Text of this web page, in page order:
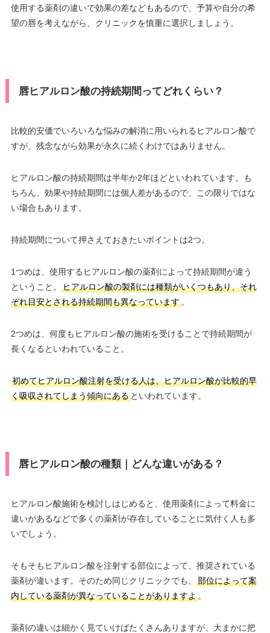
使用する薬剤の違いで効果の差などもあるので、予算や自分の希
望の唇を考えながら、クリニックを慎重に選択しましょう。
唇ヒアルロン酸の持続期間ってどれくらい？
比較的安価でいろいろな悩みの解消に用いられるヒアルロン酸で
すが、残念ながら効果が永久に続くわけではありません。
ヒアルロン酸の持続期間は半年か2年ほどといわれています。も
ちろん、効果や持続期間には個人差があるので、この限りではな
い場合もあります。
持続期間について押さえておきたいポイントは2つ。
1つめは、使用するヒアルロン酸の薬剤によって持続期間が違う
ということ。
ヒアルロン酸の製剤には種類がいくつもあり、それ
ぞれ目安とされる持続期間も異なっています。
2つめは、何度もヒアルロン酸の施術を受けることで持続期間が
長くなるといわれていること。
初めてヒアルロン酸注射を受ける人は、ヒアルロン酸が比較的早
く吸収されてしまう傾向にあるといわれています。
唇ヒアルロン酸の種類｜どんな違いがある？
ヒアルロン酸施術を検討しはじめると、使用薬剤によって料金に
違いがあるなどで多くの薬剤が存在していることに気付く人も多
いでしょう。
そもそもヒアルロン酸を注射する部位によって、推奨されている
薬剤が違います。そのため同じクリニックでも、
部位によって案
内している薬剤が異なっていることがありますよ。
薬剤の違いは細かく見ていけばたくさんありますが、大まかに把